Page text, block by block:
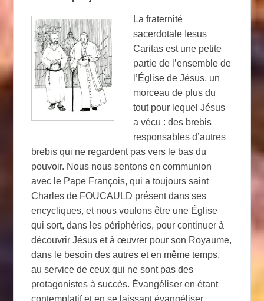
La fraternité
sacerdotale Iesus
Caritas est une petite
partie de l’ensemble de
l’Église de Jésus, un
morceau de plus du
tout pour lequel Jésus
a vécu : des brebis
responsables d’autres
brebis qui ne regardent pas vers le bas du
pouvoir. Nous nous sentons en communion
avec le Pape François, qui a toujours saint
Charles de FOUCAULD présent dans ses
encycliques, et nous voulons être une Église
qui sort, dans les périphéries, pour continuer à
découvrir Jésus et à œuvrer pour son Royaume,
dans le besoin des autres et en même temps,
au service de ceux qui ne sont pas des
protagonistes à succès. Évangéliser en étant